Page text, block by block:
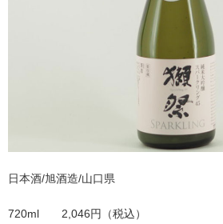
日本酒/旭酒造/山口県
720ml 2,046円（税込）